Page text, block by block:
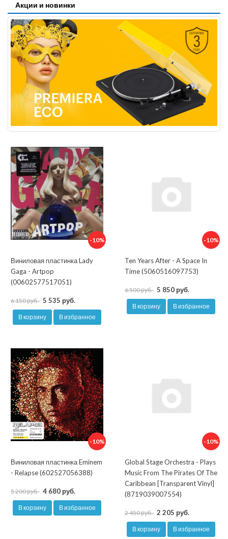
Акции и новинки
-10%
Виниловая пластинка Lady
Gaga - Artpop
(00602577517051)
6 150 руб. 5 535 руб.
В корзину В избранное
-10%
Ten Years After - A Space In
Time (5060516097753)
6 500 руб. 5 850 руб.
В корзину В избранное
-10%
Виниловая пластинка Eminem
- Relapse (602527056388)
5 200 руб. 4 680 руб.
В корзину В избранное
-10%
Global Stage Orchestra - Plays
Music From The Pirates Of The
Caribbean [Transparent Vinyl]
(8719039007554)
2 450 руб. 2 205 руб.
В корзину В избранное